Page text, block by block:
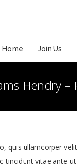
Home Join Us
Hendry –
quis ullamcorper
vitae ante